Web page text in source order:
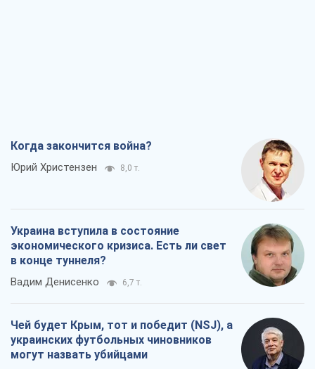
Когда закончится война?
Юрий Христензен 8,0 т.
Украина вступила в состояние
экономического кризиса. Есть ли свет
в конце туннеля?
Вадим Денисенко 6,7 т.
Чей будет Крым, тот и победит (NSJ), а
украинских футбольных чиновников
могут назвать убийцами